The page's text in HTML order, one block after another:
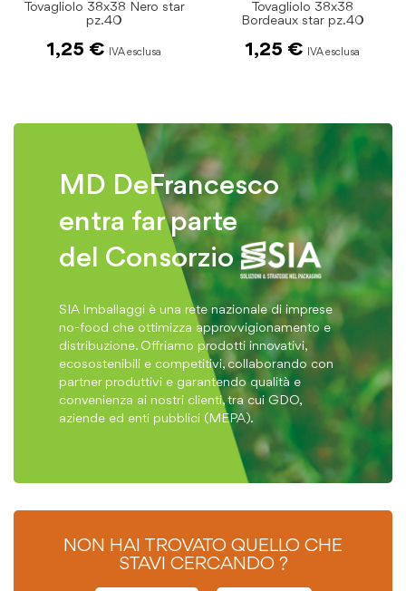
Tovagliolo 38x38
Bordeaux star pz.40
1,25 €
Tovagliolo 38x38 marrone
cioccolata star pz.40
1,25 €
MD DeFrancesco
entra far parte
del Consorzio
SIA Imballaggi è una rete nazionale di imprese
no-food che ottimizza approvvigionamento e
distribuzione. Offriamo prodotti innovativi,
ecosostenibili e competitivi, collaborando con
partner produttivi e garantendo qualità e
convenienza ai nostri clienti, tra cui GDO,
aziende ed enti pubblici (MEPA).
NON HAI TROVATO QUELLO CHE
STAVI CERCANDO ?